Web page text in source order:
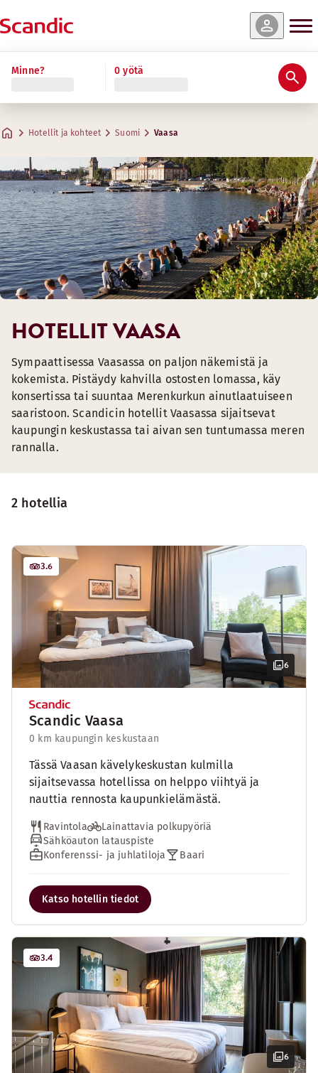
Minne? 0 yötä
Hotellit ja kohteet Suomi Vaasa
2 hotellia
6
3.6
Scandic Vaasa
0 km kaupungin keskustaan
Tässä Vaasan kävelykeskustan kulmilla
sijaitsevassa hotellissa on helppo viihtyä ja
nauttia rennosta kaupunkielämästä.
Ravintola
Lainattavia polkupyöriä
Sähköauton latauspiste
Konferenssi- ja juhlatiloja
Baari
Katso hotellin tiedot
6
3.4
HOTELLIT VAASA
Sympaattisessa Vaasassa on paljon näkemistä ja
kokemista. Pistäydy kahvilla ostosten lomassa, käy
konsertissa tai suuntaa Merenkurkun ainutlaatuiseen
saaristoon. Scandicin hotellit Vaasassa sijaitsevat
kaupungin keskustassa tai aivan sen tuntumassa meren
rannalla.